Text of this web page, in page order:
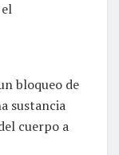
bloqueo de
sustancia
cuerpo a